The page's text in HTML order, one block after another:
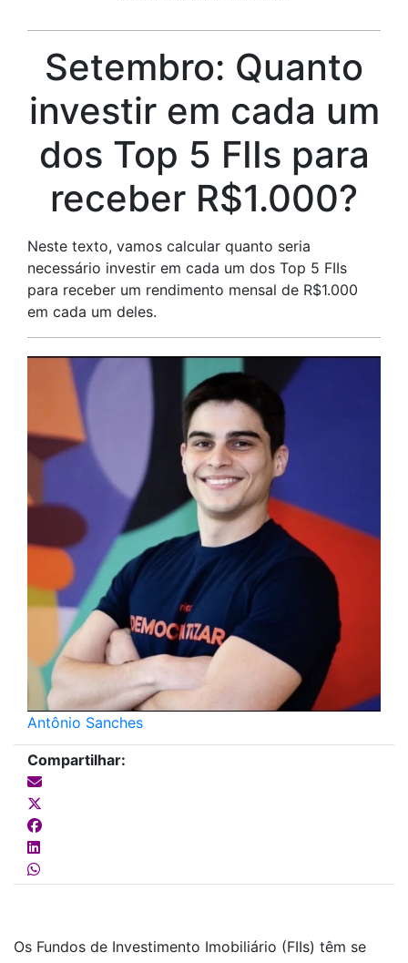
Setembro: Quanto
investir em cada um
dos Top 5 FIIs para
receber R$1.000?
Neste texto, vamos calcular quanto seria
necessário investir em cada um dos Top 5 FIIs
para receber um rendimento mensal de R$1.000
em cada um deles.
Antônio Sanches
Compartilhar:
Os Fundos de Investimento Imobiliário (FIIs) têm se